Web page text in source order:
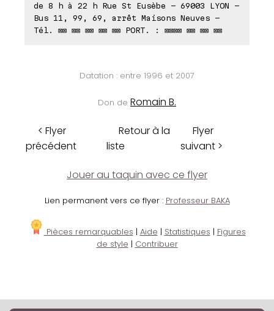
de 8 h à 22 h Rue St Eusèbe - 69003 LYON -
Bus 11, 99, 69, arrêt Maisons Neuves -
Tél. ⊠⊠ ⊠⊠ ⊠⊠ ⊠⊠ ⊠⊠ PORT. : ⊠⊠⊠⊠ ⊠⊠ ⊠⊠ ⊠⊠
Datation : entre 1996 et 2007
Don de Romain B.
< Flyer
précédent
Retour à la
liste
Flyer
suivant >
Jouer au taquin avec ce flyer
Lien permanent vers ce flyer : Professeur BAKA
Pièces remarquables | Aide | Statistiques | Figures
de style | Contribuer